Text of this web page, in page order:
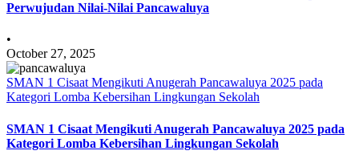
Perwujudan Nilai-Nilai Pancawaluya
•
October 27, 2025
SMAN 1 Cisaat Mengikuti Anugerah Pancawaluya 2025 pada
Kategori Lomba Kebersihan Lingkungan Sekolah
SMAN 1 Cisaat Mengikuti Anugerah Pancawaluya 2025 pada
Kategori Lomba Kebersihan Lingkungan Sekolah